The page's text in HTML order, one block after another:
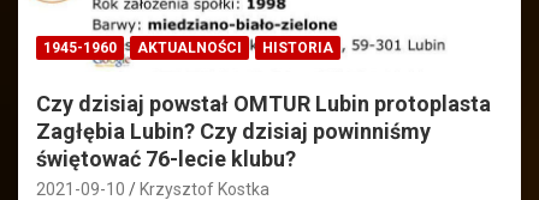
1945-1960 AKTUALNOŚCI HISTORIA
Czy dzisiaj powstał OMTUR Lubin protoplasta
Zagłębia Lubin? Czy dzisiaj powinniśmy
świętować 76-lecie klubu?
2021-09-10 Krzysztof Kostka